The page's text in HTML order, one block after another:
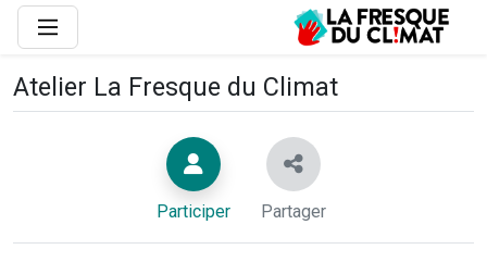
Atelier La Fresque du Climat
Participer Partager